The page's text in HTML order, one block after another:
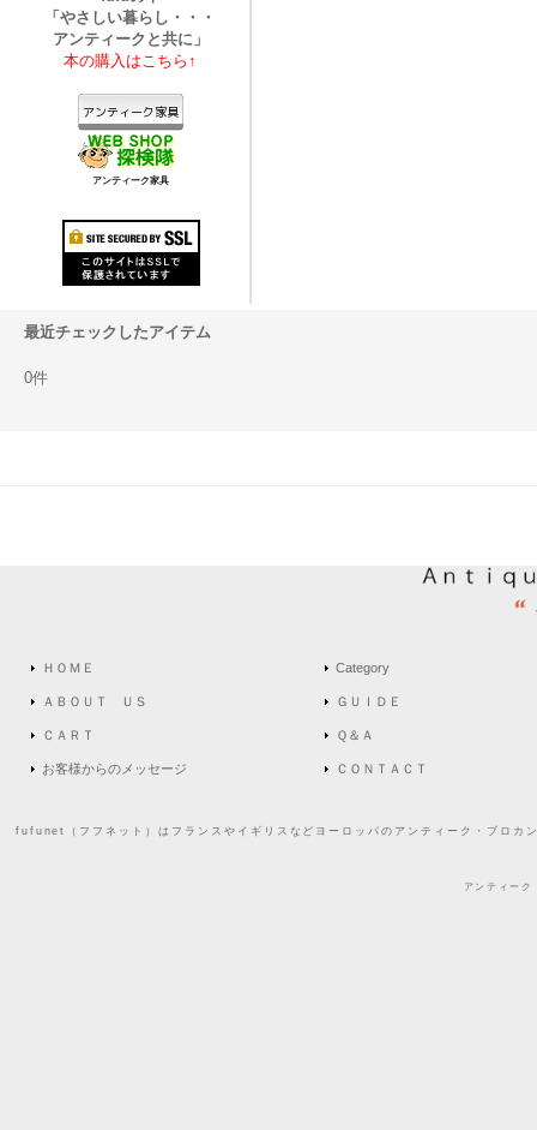
「やさしい暮らし・・・
アンティークと共に」
本の購入はこちら↑
アンティーク家具
最近チェックしたアイテム
0件
ＨＯＭＥ
ＡＢＯＵＴ ＵＳ
ＣＡＲＴ
お客様からのメッセージ
Category
ＧＵＩＤＥ
Ｑ＆Ａ
ＣＯＮＴＡＣＴ
fufunet（フフネット）はフランスやイギリスなどヨーロッパのアンティーク・ブロ
アンティー